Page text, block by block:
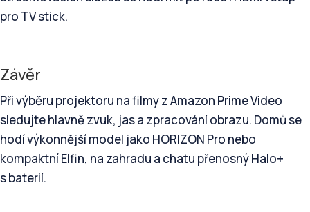
pro TV stick.
Závěr
Při výběru projektoru na filmy z Amazon Prime Video
sledujte hlavně zvuk, jas a zpracování obrazu. Domů se
hodí výkonnější model jako HORIZON Pro nebo
kompaktní Elfin, na zahradu a chatu přenosný Halo+
s baterií.